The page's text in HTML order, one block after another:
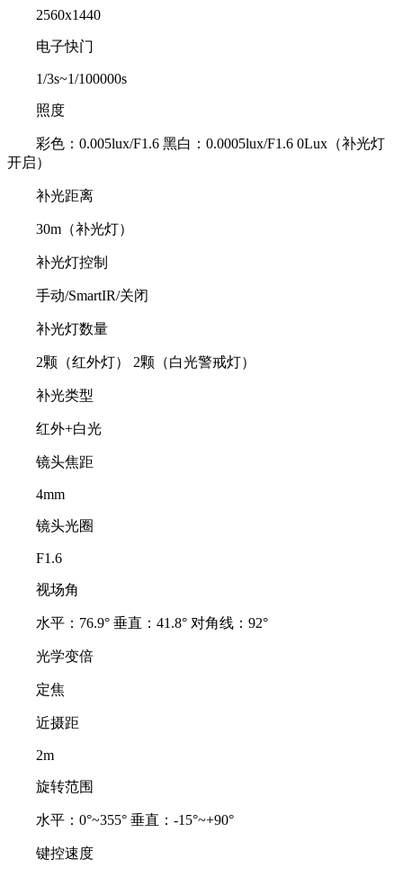
2560x1440
电子快门
1/3s~1/100000s
照度
彩色：0.005lux/F1.6 黑白：0.0005lux/F1.6 0Lux（补光灯
开启）
补光距离
30m（补光灯）
补光灯控制
手动/SmartIR/关闭
补光灯数量
2颗（红外灯） 2颗（白光警戒灯）
补光类型
红外+白光
镜头焦距
4mm
镜头光圈
F1.6
视场角
水平：76.9° 垂直：41.8° 对角线：92°
光学变倍
定焦
近摄距
2m
旋转范围
水平：0°~355° 垂直：-15°~+90°
键控速度